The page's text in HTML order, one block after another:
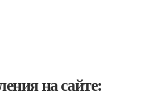
на сайте: